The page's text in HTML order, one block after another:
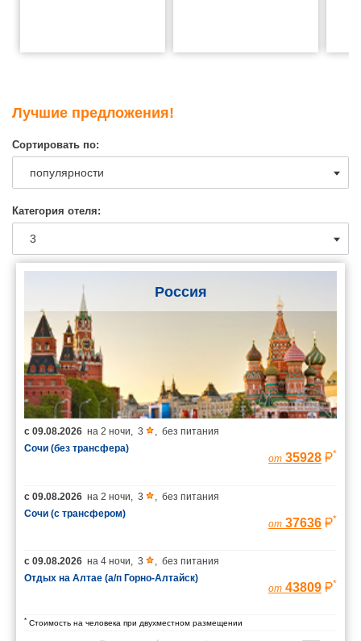
Лучшие предложения!
Сортировать по:
Категория отеля:
Россия
с 09.08.2026 на 2 ночи, 3 , без питания
Сочи (без трансфера)
от 35928 *
с 09.08.2026 на 2 ночи, 3 , без питания
Сочи (с трансфером)
от 37636 *
с 09.08.2026 на 4 ночи, 3 , без питания
Отдых на Алтае (а/п Горно-Алтайск)
от 43809 *
* Стоимость на человека при двухместном размещении